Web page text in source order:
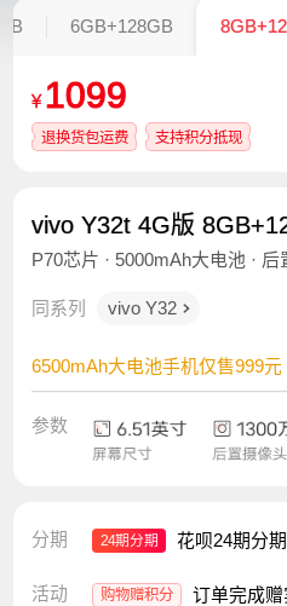
6GB+128GB
¥ 1099
退换货包运费 支持积分抵现
vivo Y32t 4G版
P70芯片 · 5000mAh大电池 ·
同系列 vivo Y32
6500mAh大电池手机仅售999元
参数
分期 24期分期 花呗24期分
活动 购物赠积分 订单完成